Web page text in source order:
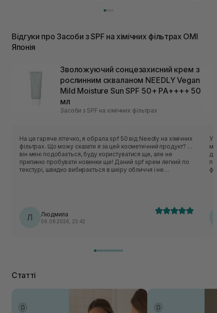
Відгуки про Засоби з SPF на хімічних фільтрах OMI
Японія
Зволожуючий сонцезахисний крем з
рослинним скваланом NEEDLY Vegan
Mild Moisture Sun SPF 50+ PA++++ 50
мл
Засоби з SPF на хімічних фільтрах
На це гаряче літечко, я обрала spf 50 від Needly на хімічних
фільтрах. Що можу сказати я за цей косметичний продукт? …
він мені подобається, буду користуватися ще, але не
припиню пробувати новинки ще! Даний spf крем легкий по
текстурі, швидко вибирається в шкіру обличчя і не
Л Людмила
06.08.2026, 23:42
У
пече. Тільки от
Статті